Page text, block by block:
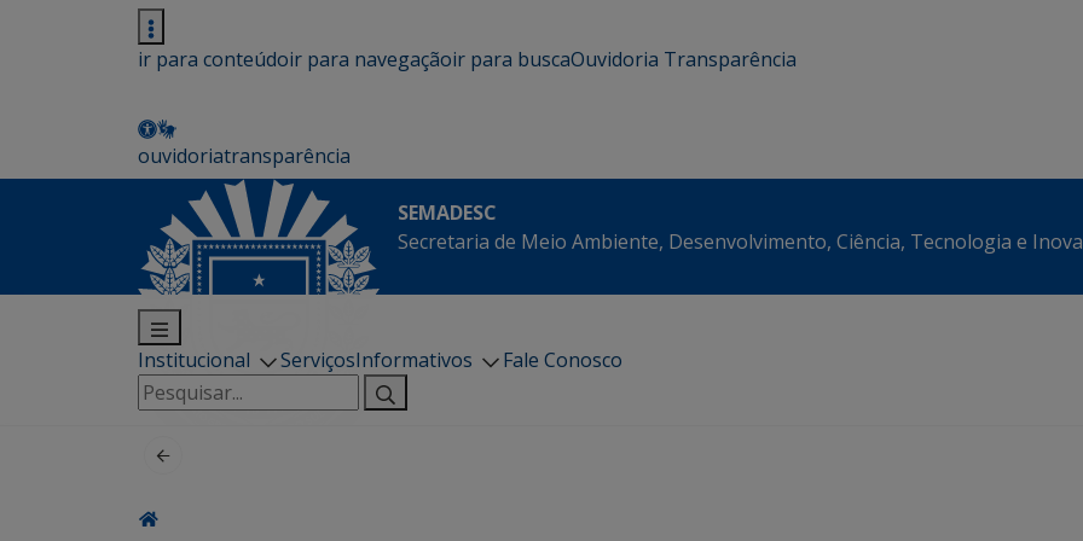
ir para conteúdoir para navegaçãoir para buscaOuvidoria Transparência
ouvidoriatransparência
SEMADESC
Secretaria de Meio Ambiente, Desenvolvimento, Ciência, Tecnologia e
Institucional ServiçosInformativos
Fale Conosco
Pesquisar
por: